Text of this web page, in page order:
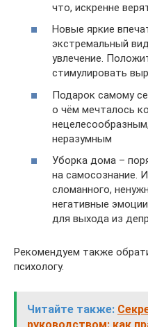
что, искренне
Новые яркие
экстремальный
увлечение.
стимулировать
Подарок самому
о чём мечталось
неразумным
Уборка дома –
на самосознание.
сломанного,
негативные
для выхода из
Рекомендуем также
психологу.
Читайте также: